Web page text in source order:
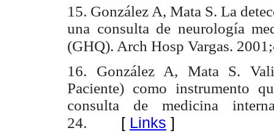
15. González A, Mata S. La
una consulta de neurología
(GHQ). Arch Hosp Vargas.
16. González A, Mata S.
Paciente) como instrumento
consulta de medicina
24. [ Links ]